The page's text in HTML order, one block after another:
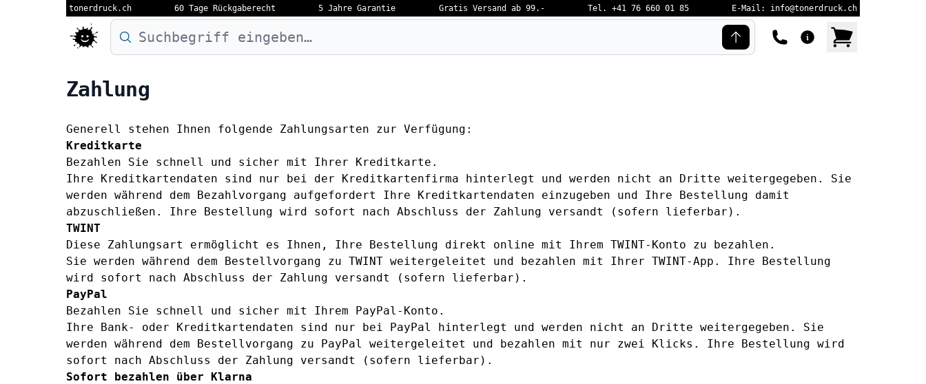
tonerdruck.ch 60 Tage Rückgaberecht 5 Jahre Garantie Gratis Versand ab 99.- Tel. +41 76 660 01 85 E-Mail: info@tonerdruck.ch
Druckermodell oder Produktnamen eingeben…
Zahlung
Generell stehen Ihnen folgende Zahlungsarten zur Verfügung:
Kreditkarte
Bezahlen Sie schnell und sicher mit Ihrer Kreditkarte.
Ihre Kreditkartendaten sind nur bei der Kreditkartenfirma hinterlegt und werden nicht an Dritte weitergegeben. Sie
werden während dem Bezahlvorgang aufgefordert Ihre Kreditkartendaten einzugeben und Ihre Bestellung damit
abzuschließen. Ihre Bestellung wird sofort nach Abschluss der Zahlung versandt (sofern lieferbar).
TWINT
Diese Zahlungsart ermöglicht es Ihnen, Ihre Bestellung direkt online mit Ihrem TWINT-Konto zu bezahlen.
Sie werden während dem Bestellvorgang zu TWINT weitergeleitet und bezahlen mit Ihrer TWINT-App. Ihre Bestellung
wird sofort nach Abschluss der Zahlung versandt (sofern lieferbar).
PayPal
Bezahlen Sie schnell und sicher mit Ihrem PayPal-Konto.
Ihre Bank- oder Kreditkartendaten sind nur bei PayPal hinterlegt und werden nicht an Dritte weitergegeben. Sie
werden während dem Bestellvorgang zu PayPal weitergeleitet und bezahlen mit nur zwei Klicks. Ihre Bestellung wird
sofort nach Abschluss der Zahlung versandt (sofern lieferbar).
Sofort bezahlen über Klarna